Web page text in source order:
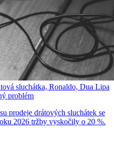
sluchátka, Ronaldo, Dua Lipa
problém
prodeje drátových sluchátek se
2026 tržby vyskočily o 20 %.